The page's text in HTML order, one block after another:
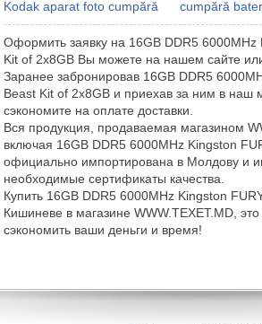
Kodak aparat foto cumpără cumpără
Оформить заявку на 16GB DDR5 6000MHz
Kit of 2x8GB Вы можете на нашем сайте
Заранее забронировав 16GB DDR5
Beast Kit of 2x8GB и приехав за ним в наш
сэкономите на оплате доставки.
Вся продукция, продаваемая магазином
включая 16GB DDR5 6000MHz Kingston
официально импортирована в Молдову и
необходимые сертификаты качества.
Купить 16GB DDR5 6000MHz Kingston
Кишиневе в магазине WWW.TEXET.MD,
сэкономить ваши деньги и время!